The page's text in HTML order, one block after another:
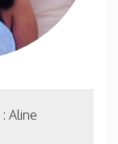
: Aline